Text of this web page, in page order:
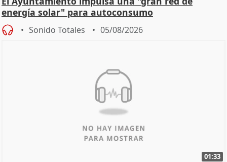
energía solar" para autoconsumo
Sonido Totales 05/08/2026
01:33